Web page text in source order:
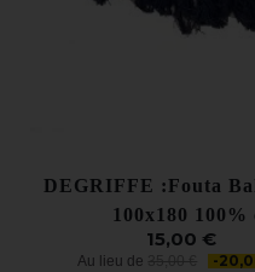
DEGRIFFE :Fouta
100x180
15,00 €
Au lieu de -